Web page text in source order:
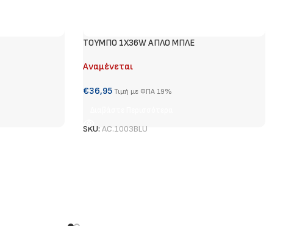
ΤΟΥΜΠΟ 1Χ36W ΑΠΛΟ ΜΠΛΕ
Αναμένεται
€36,95 Τιμή με ΦΠΑ 19%
SKU: AC.1003BLU